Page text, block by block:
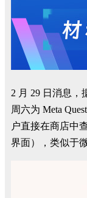
2 月 29 日消息，
周六为 Meta
户直接在商店中
界面）
，类似于